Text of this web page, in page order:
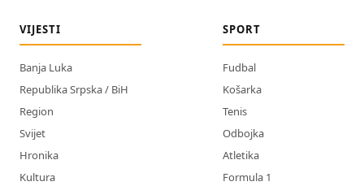
VIJESTI
Banja Luka
Republika Srpska / BiH
Region
Svijet
Hronika
Kultura
SPORT
Fudbal
Košarka
Tenis
Odbojka
Atletika
Formula 1